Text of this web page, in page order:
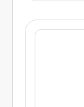
des